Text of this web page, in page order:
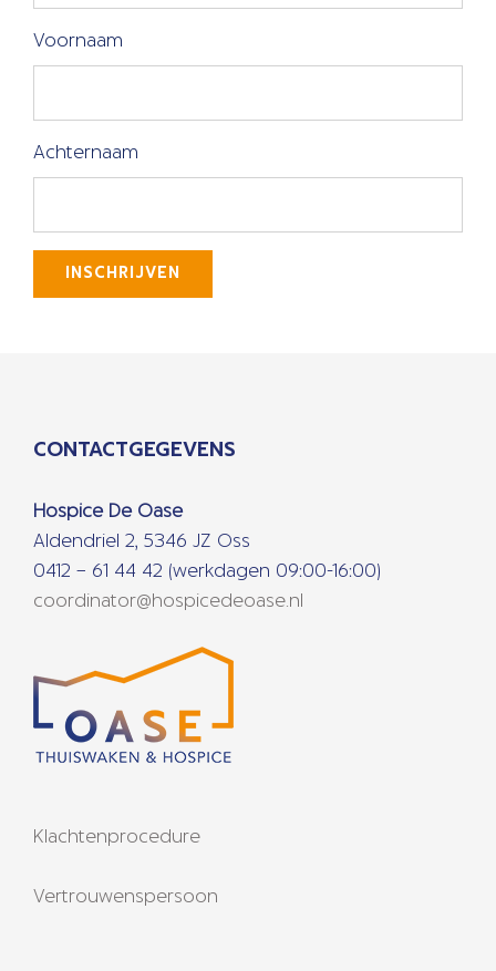
Voornaam
Achternaam
INSCHRIJVEN
CONTACTGEGEVENS
Hospice De Oase
Aldendriel 2, 5346 JZ Oss
0412 – 61 44 42 (werkdagen 09:00-16:00)
coordinator@hospicedeoase.nl
Klachtenprocedure
Vertrouwenspersoon